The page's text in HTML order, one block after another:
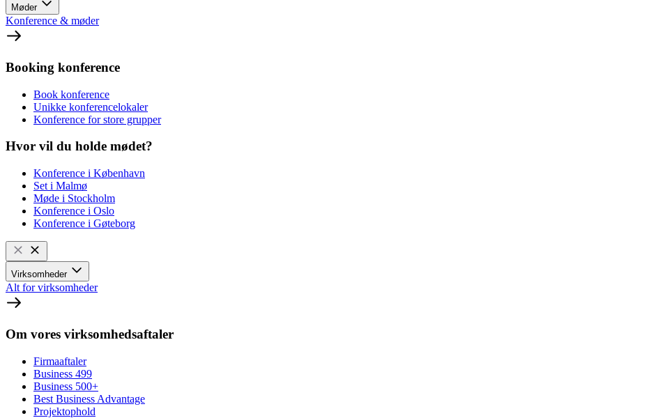
Møder
Konference & møder
Booking konference
Book konference
Unikke konferencelokaler
Konference for store grupper
Hvor vil du holde mødet?
Konference i København
Set i Malmø
Møde i Stockholm
Konference i Oslo
Konference i Gøteborg
Virksomheder
Alt for virksomheder
Om vores virksomhedsaftaler
Firmaaftaler
Business 499
Business 500+
Best Business Advantage
Projektophold